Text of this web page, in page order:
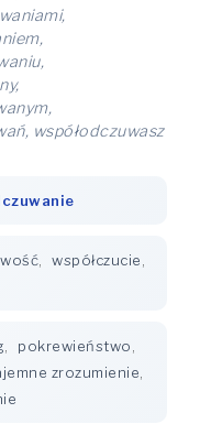
współodczuwasz
współczucie
pokrewieństwo
zrozumienie